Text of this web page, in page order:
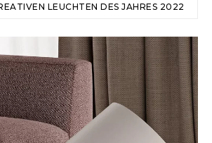
LEUCHTEN DES JAHRES 2022